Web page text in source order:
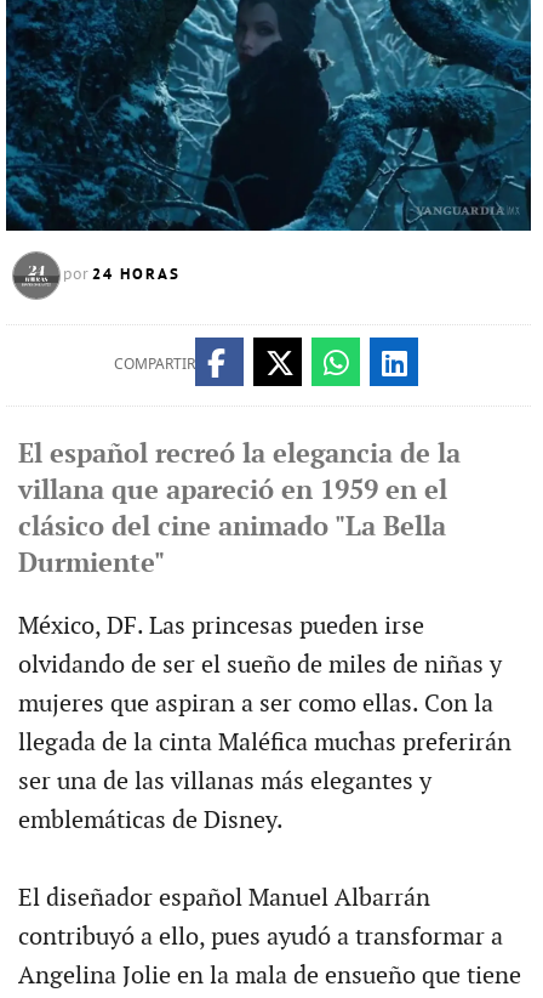
por 24 HORAS
COMPARTIR
El español recreó la elegancia de la
villana que apareció en 1959 en el
clásico del cine animado "La Bella
Durmiente"
México, DF. Las princesas pueden irse
olvidando de ser el sueño de miles de niñas y
mujeres que aspiran a ser como ellas. Con la
llegada de la cinta Maléfica muchas preferirán
ser una de las villanas más elegantes y
emblemáticas de Disney.
El diseñador español Manuel Albarrán
contribuyó a ello, pues ayudó a transformar a
Angelina Jolie en la mala de ensueño que tiene